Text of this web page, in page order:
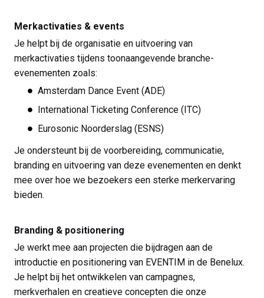
Merkactivaties & events
Je helpt bij de organisatie en uitvoering van
merkactivaties tijdens toonaangevende branche-
evenementen zoals:
Amsterdam Dance Event (ADE)
International Ticketing Conference (ITC)
Eurosonic Noorderslag (ESNS)
Je ondersteunt bij de voorbereiding, communicatie,
branding en uitvoering van deze evenementen en denkt
mee over hoe we bezoekers een sterke merkervaring
bieden.
Branding & positionering
Je werkt mee aan projecten die bijdragen aan de
introductie en positionering van EVENTIM in de Benelux.
Je helpt bij het ontwikkelen van campagnes,
merkverhalen en creatieve concepten die onze